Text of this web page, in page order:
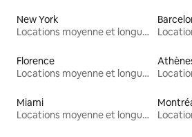
New York
Locations moyenne et longue durée
Florence
Locations moyenne et longue durée
Miami
Locations moyenne et longue durée